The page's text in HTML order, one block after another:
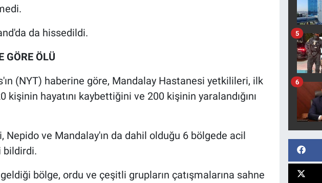
da hissedildi.
GÖRE ÖLÜ
(NYT) haberine göre, Mandalay Hastanesi yetkilileri, ilk
hayatını kaybettiğini ve 200 kişinin yaralandığını
Nepido ve Mandalay'ın da dahil olduğu 6 bölgede acil
bildirdi.
bölge, ordu ve çeşitli grupların çatışmalarına sahne
5
6